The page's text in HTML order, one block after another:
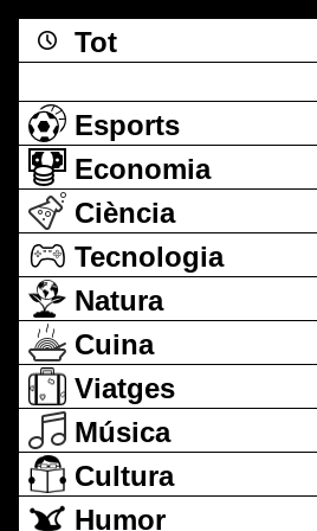
Tot
Esports
Economia
Ciència
Tecnologia
Natura
Cuina
Viatges
Música
Cultura
Humor